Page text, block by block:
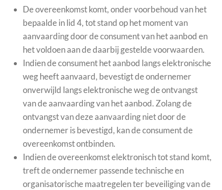
De overeenkomst komt, onder voorbehoud van het
bepaalde in lid 4, tot stand op het moment van
aanvaarding door de consument van het aanbod en
het voldoen aan de daarbij gestelde voorwaarden.
Indien de consument het aanbod langs elektronische
weg heeft aanvaard, bevestigt de ondernemer
onverwijld langs elektronische weg de ontvangst
van de aanvaarding van het aanbod. Zolang de
ontvangst van deze aanvaarding niet door de
ondernemer is bevestigd, kan de consument de
overeenkomst ontbinden.
Indien de overeenkomst elektronisch tot stand komt,
treft de ondernemer passende technische en
organisatorische maatregelen ter beveiliging van de